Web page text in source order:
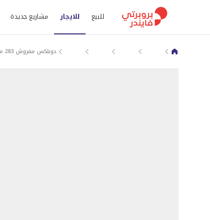
للبيع للايجار مشاريع جديدة
دوبلكس للايجار في القاهرةاب تاون كايرو دوبلكس مفروش 283 متر مربع في سيراس اب تاون كايرو